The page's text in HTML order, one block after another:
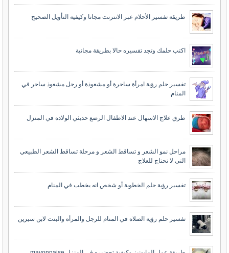
طريقة تفسير الأحلام عبر الانترنت مجانا وكيفية التأويل الصحيح
اكتب حلمك وتجد تفسيره حالا بطريقة مجانية
تفسير حلم رؤية امرأة ساحرة أو مشعوذة أو رجل مشعوذ ساحر في
المنام
طرق علاج الاسهال عند الاطفال الرضع حديثي الولادة في المنزل
مراحل نمو الشعر و تساقط الشعر و مرحلة تساقط الشعر الطبيعي
التي لا تحتاج للعلاج
تفسير رؤية حلم الخطوبة أو شخص انه يخطب في المنام
تفسير حلم رؤية الصلاة في المنام للرجل والمرأة والبنت لابن سيرين